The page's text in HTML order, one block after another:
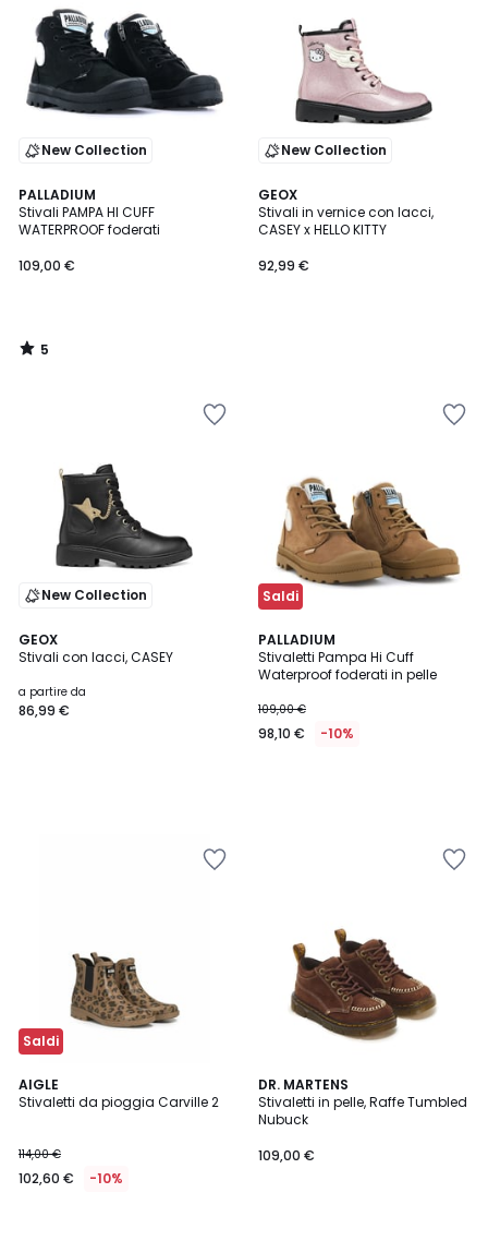
New Collection
PALLADIUM
Stivali PAMPA HI CUFF
WATERPROOF foderati
109,00 €
5
/
5
5
/
New Collection
GEOX
Stivali in vernice con lacci,
CASEY x HELLO KITTY
92,99 €
New Collection
GEOX
Stivali con lacci, CASEY
a partire da
86,99 €
Saldi
PALLADIUM
Stivaletti Pampa Hi Cuff
Waterproof foderati in pelle
109,00 €
98,10 € -10%
Saldi
AIGLE
Stivaletti da pioggia Carville 2
114,00 €
102,60 € -10%
DR. MARTENS
Stivaletti in pelle, Raffe Tumbled
Nubuck
109,00 €